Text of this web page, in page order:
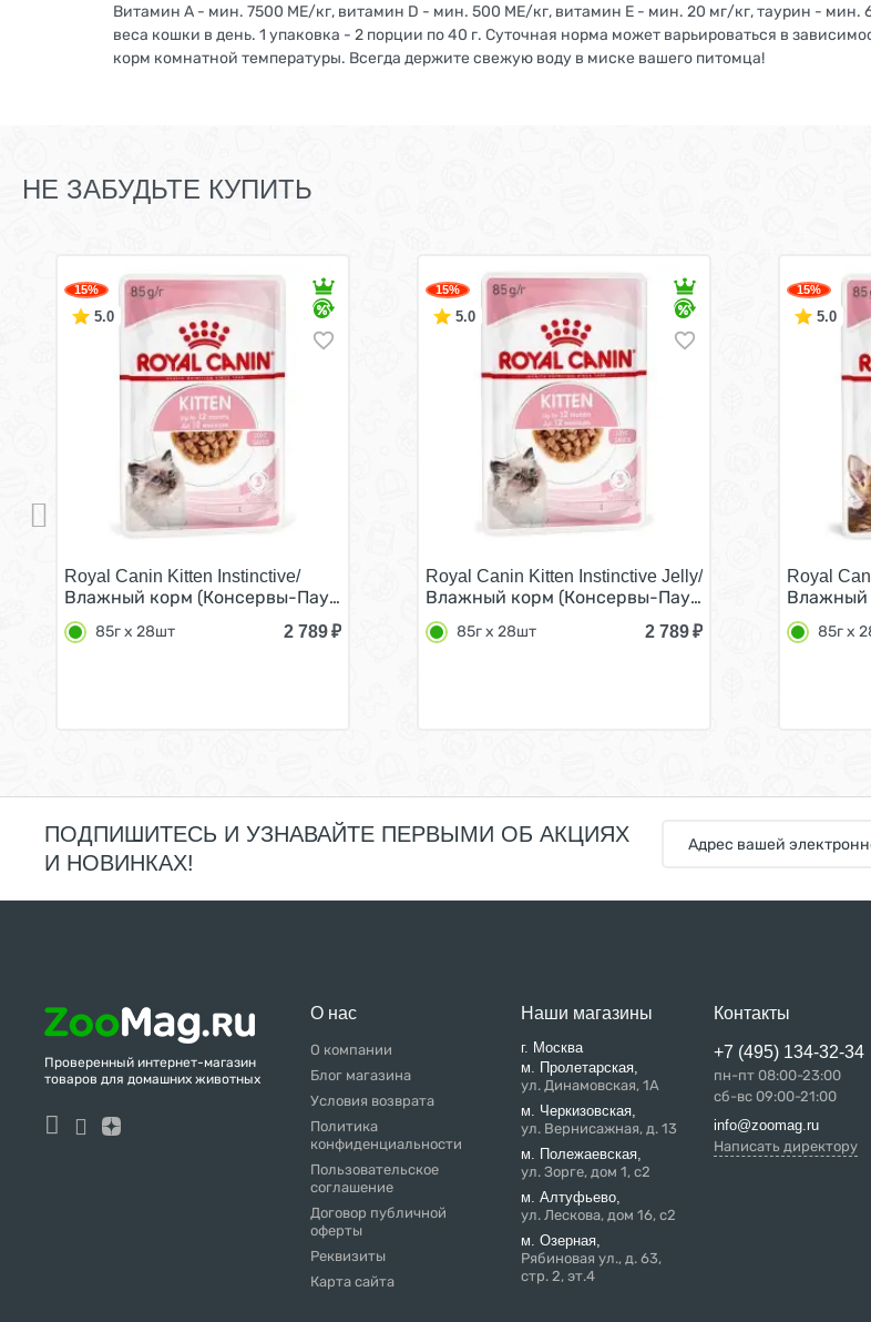
Витамин А - мин. 7500 МЕ/кг, витамин D - мин. 500 МЕ/кг, витамин Е - мин. 20 мг/кг, таурин - мин.
веса кошки в день. 1 упаковка - 2 порции по 40 г. Суточная норма может варьироваться в
корм комнатной температуры. Всегда держите свежую воду в миске вашего питомца!
НЕ ЗАБУДЬТЕ КУПИТЬ
15%
5.0
Royal Canin Kitten Instinctive/
Влажный корм (Консервы-Паучи) Роял Канин Киттен Инстинктив для Котят в возрасте от 4
85г х 28шт 2 789₽
15%
5.0
Royal Canin Kitten Instinctive Jelly/
Влажный корм (Консервы-Паучи) Роял Канин
85г х 28шт 2 789₽
15%
5.0
Royal
Влажный
85г х
ПОДПИШИТЕСЬ И УЗНАВАЙТЕ ПЕРВЫМИ ОБ АКЦИЯХ
И НОВИНКАХ!
Проверенный интернет-магазин
товаров для домашних животных
О нас
О компании
Блог магазина
Условия возврата
Политика
конфиденциальности
Пользовательское
соглашение
Договор публичной
оферты
Реквизиты
Карта сайта
Наши магазины
г. Москва
м. Пролетарская,
ул. Динамовская, 1А
м. Черкизовская,
ул. Вернисажная, д. 13
м. Полежаевская,
ул. Зорге, дом 1, с2
м. Алтуфьево,
ул. Лескова, дом 16, с2
м. Озерная,
Рябиновая ул., д. 63,
стр. 2, эт.4
Контакты
+7 (495) 134-32-34
пн-пт 08:00-23:00
сб-вс 09:00-21:00
info@zoomag.ru
Написать директору